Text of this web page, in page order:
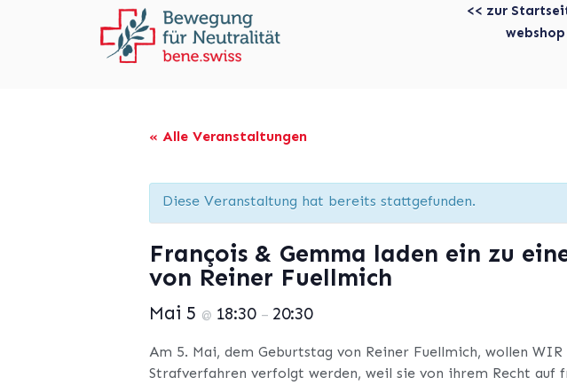
<< zur
webshop
« Alle Veranstaltungen
Diese Veranstaltung hat bereits stattgefunden.
François & Gemma laden ein zu
von Reiner Fuellmich
Mai 5 @ 18:30 – 20:30
Am 5. Mai, dem Geburtstag von Reiner Fuellmich, wollen
Strafverfahren verfolgt werden, weil sie von ihrem Recht auf